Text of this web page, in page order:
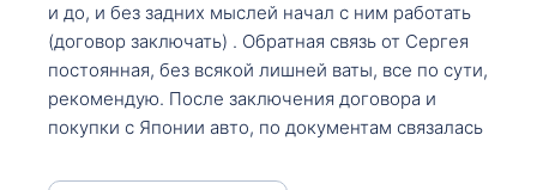
и до, и без задних мыслей начал с ним работать
(договор заключать) . Обратная связь от Сергея
постоянная, без всякой лишней ваты, все по сути,
рекомендую. После заключения договора и
покупки с Японии авто, по документам связалась
что заполнить, куда зайти, образцы и т.д. После